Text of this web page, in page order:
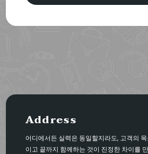
Address
어디에서든 실력은 동일할지라도, 고객의
이고 끝까지 함께하는 것이 진정한 차이를